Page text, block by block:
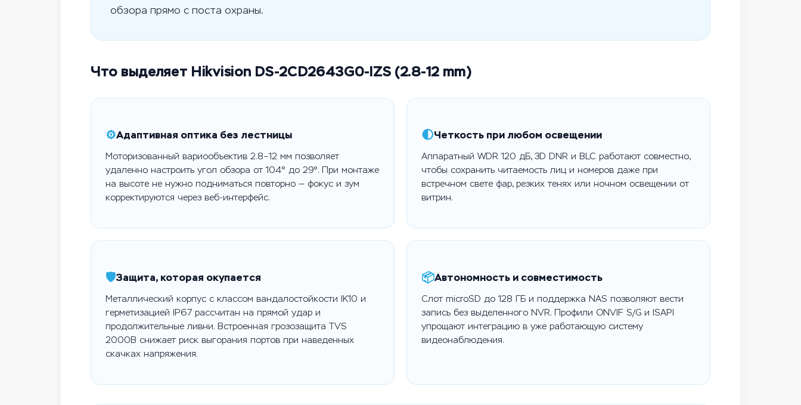
обзора прямо с поста охраны.
Что выделяет Hikvision DS-2CD2643G0-IZS (2.8-12 mm)
⚙️Адаптивная оптика без лестницы
Моторизованный вариообъектив 2.8–12 мм позволяет
удаленно настроить угол обзора от 104° до 29°. При монтаже
на высоте не нужно подниматься повторно — фокус и зум
корректируются через веб-интерфейс.
🌓Четкость при любом освещении
Аппаратный WDR 120 дБ, 3D DNR и BLC работают совместно,
чтобы сохранить читаемость лиц и номеров даже при
встречном свете фар, резких тенях или ночном освещении от
витрин.
🛡️Защита, которая окупается
Металлический корпус с классом вандалостойкости IK10 и
герметизацией IP67 рассчитан на прямой удар и
продолжительные ливни. Встроенная грозозащита TVS
2000В снижает риск выгорания портов при наведенных
скачках напряжения.
📦Автономность и совместимость
Слот microSD до 128 ГБ и поддержка NAS позволяют вести
запись без выделенного NVR. Профили ONVIF S/G и ISAPI
упрощают интеграцию в уже работающую систему
видеонаблюдения.